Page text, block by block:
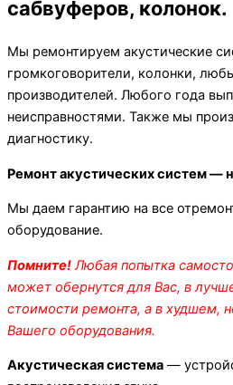
сабвуферов, колонок.
Мы ремонтируем акустические
громкоговорители, колонки,
производителей. Любого года
неисправностями. Также мы
диагностику.
Ремонт акустических систем —
Мы даем гарантию на все
оборудование.
Помните!Любая попытка
может обернутся для Вас, в
стоимости ремонта, а в худшем,
Вашего оборудования.
Акустическая система —